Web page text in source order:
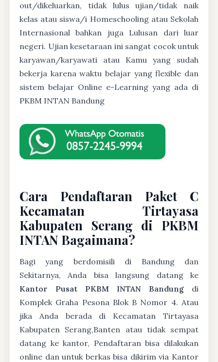
out/dikeluarkan, tidak lulus ujian/tidak naik
kelas atau siswa/i Homeschooling atau Sekolah
Internasional bahkan juga Lulusan dari luar
negeri. Ujian kesetaraan ini sangat cocok untuk
karyawan/karyawati atau Kamu yang sudah
bekerja karena waktu belajar yang flexible dan
sistem belajar Online e-Learning yang ada di
PKBM INTAN Bandung
Cara Pendaftaran Paket C
Kecamatan Tirtayasa
Kabupaten Serang di PKBM
INTAN Bagaimana?
Bagi yang berdomisili di Bandung dan
Sekitarnya, Anda bisa langsung datang ke
Kantor Pusat PKBM INTAN Bandung di
Komplek Graha Pesona Blok B Nomor 4. Atau
jika Anda berada di Kecamatan Tirtayasa
Kabupaten Serang,Banten atau tidak sempat
datang ke kantor, Pendaftaran bisa dilakukan
online dan untuk berkas bisa dikirim via Kantor